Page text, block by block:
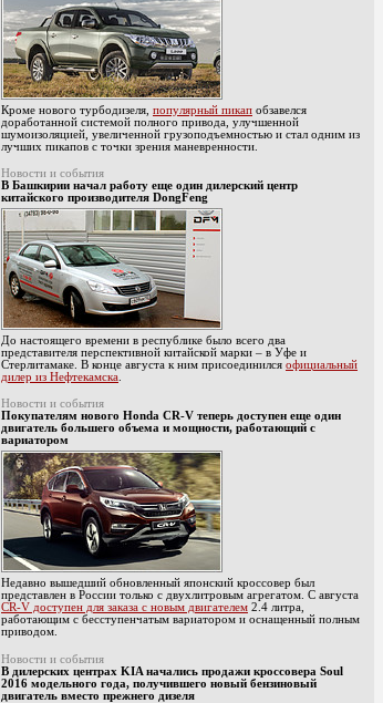
Кроме нового турбодизеля, популярный пикап обзавелся
доработанной системой полного привода, улучшенной
шумоизоляцией, увеличенной грузоподъемностью и стал одним из
лучших пикапов с точки зрения маневренности.
Новости и события
В Башкирии начал работу еще один дилерский центр
китайского производителя DongFeng
До настоящего времени в республике было всего два
представителя перспективной китайской марки – в Уфе и
Стерлитамаке. В конце августа к ним присоединился официальный
дилер из Нефтекамска
Новости и события
Покупателям нового Honda CR-V теперь доступен еще один
двигатель большего объема и мощности, работающий с
вариатором
Недавно вышедший обновленный японский кроссовер был
представлен в России только с двухлитровым агрегатом. С августа
CR-V доступен для заказа с новым двигателем 2.4 литра,
работающим с бесступенчатым вариатором и оснащенный полным
приводом.
Новости и события
В дилерских центрах KIA начались продажи кроссовера Soul
2016 модельного года, получившего новый бензиновый
двигатель вместо прежнего дизеля